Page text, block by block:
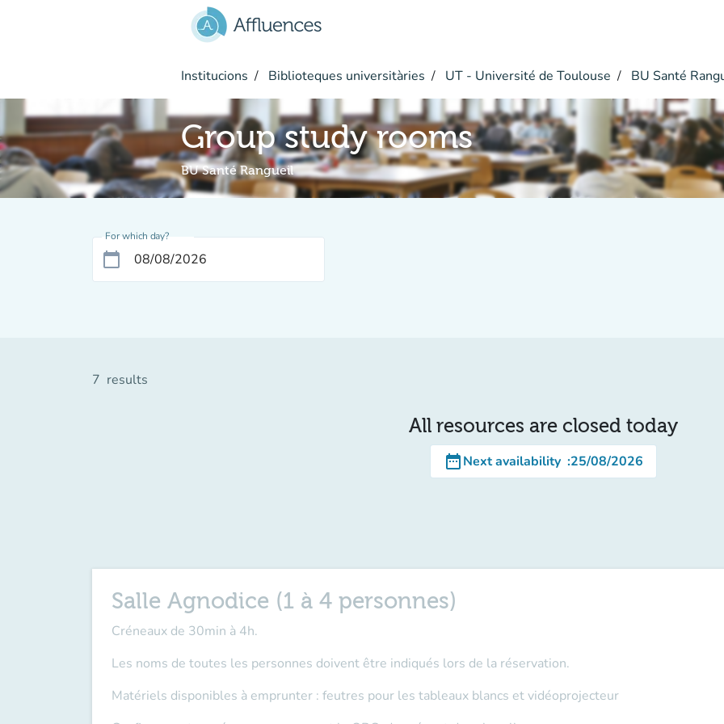
Institucions Biblioteques universitàries UT - Université de Toulouse BU Santé
Group study rooms
BU Santé Rangueil
For which day?
calendar_today
7 results
All resources are closed today
date_rangeNext availability :25/08/2026
Salle Agnodice (1 à 4 personnes)
Créneaux de 30min à 4h.
Les noms de toutes les personnes doivent être indiqués lors de la réservation.
Matériels disponibles à emprunter : feutres pour les tableaux blancs et vidéoprojecteur